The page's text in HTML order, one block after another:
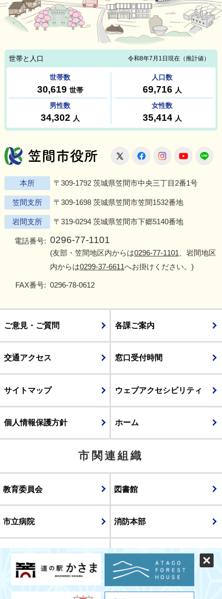
笠間市役所
X FacebookInstagram
本所 〒309-1792 茨城県笠間市中央三丁目2番1号
笠間支所 〒309-1698 茨城県笠間市笠間1532番地
岩間支所 〒319-0294 茨城県笠間市下郷5140番地
電話番号: 0296-77-1101
(友部・笠間地区内からは0296-77-1101 、岩間地区
内からは0299-37-6611へお掛けください。)
FAX番号: 0296-78-0612
ご意見・ご質問 各課ご案内
交通アクセス 窓口受付時間
サイトマップ ウェブアクセシビリティ
個人情報保護方針 ホーム
市関連組織
教育委員会 図書館
市立病院 消防本部
議会
表示 スマートフォン版 パソコン版